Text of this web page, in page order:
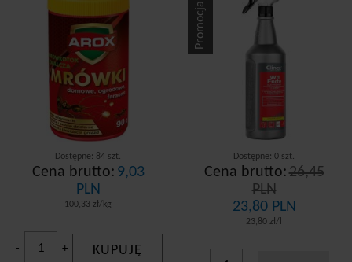
Dostępne: 84 szt.
Cena brutto: 9,03
PLN
100,33 zł/kg
- + KUPUJĘ
Dostępne: 0 szt.
Cena brutto: 26,45
PLN
23,80 PLN
23,80 zł/l
Promocja